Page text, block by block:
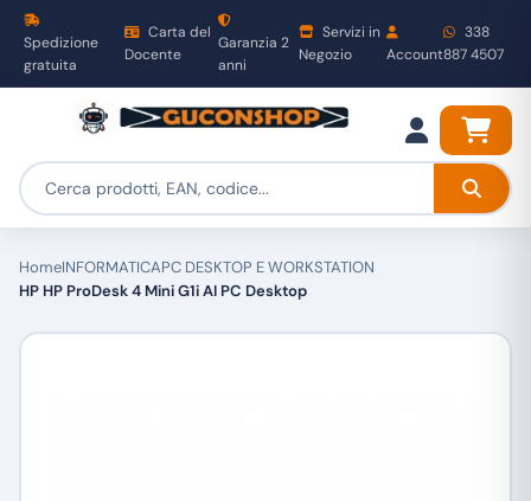
Spedizione
gratuita
Carta del
Docente
Garanzia 2
anni
Servizi in
Negozio
Account
338
887 4507
HomeINFORMATICAPC DESKTOP E WORKSTATION
HP HP ProDesk 4 Mini G1i AI PC Desktop